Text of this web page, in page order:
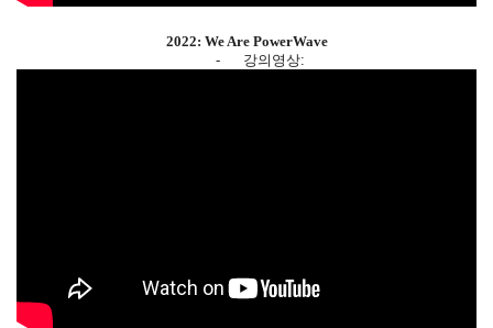
2022: We Are PowerWave
-
강의영상: